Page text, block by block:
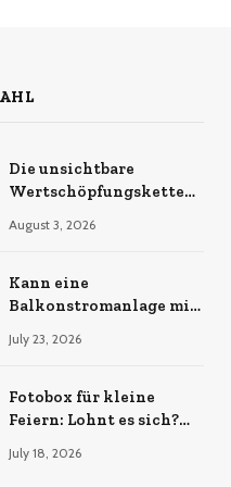
Die unsichtbare
Wertschöpfungskette
Sonnenschirm: Was
Fertigung und
unternehmerische
bedeuten
August 3, 2026
Kann eine
Balkonstromanlage mit
wachsen?
July 23, 2026
Fotobox für kleine
Feiern: Lohnt es sich?
July 18, 2026